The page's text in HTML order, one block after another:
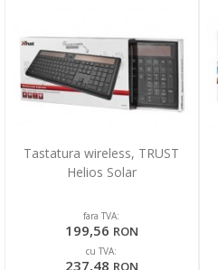
Tastatura wireless, TRUST
Helios Solar
fara TVA:
199,56 RON
cu TVA:
237,48 RON